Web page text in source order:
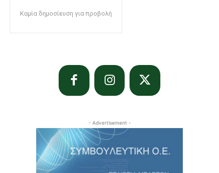
Καμία δημοσίευση για προβολή
- Advertisement -